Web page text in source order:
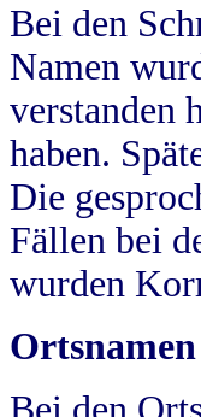
Bei den
Namen
verstanden
haben.
Die
Fällen bei
wurden
Ortsnamen